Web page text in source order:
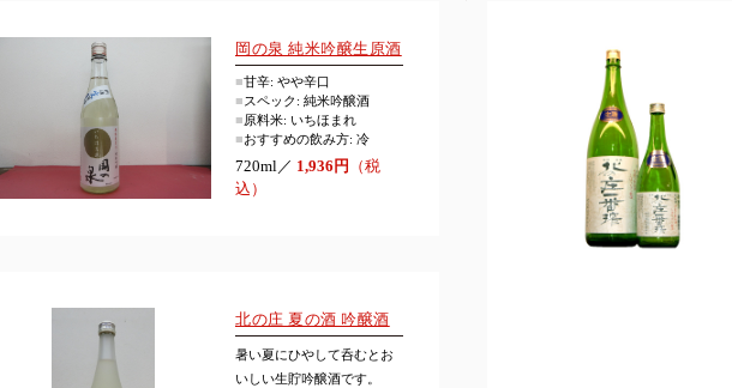
岡の泉 純米吟醸生原酒
■甘辛: やや辛口
■スペック: 純米吟醸酒
■原料米: いちほまれ
■おすすめの飲み方: 冷
720ml／ 1,936円
（税
込）
北の庄 夏の酒 吟醸酒
暑い夏にひやして呑むとお
いしい生貯吟醸酒です。